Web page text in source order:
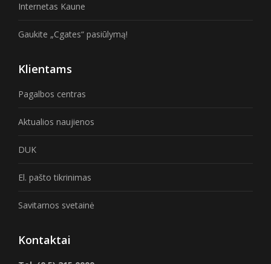
Internetas Kaune
Gaukite „Cgates“ pasiūlymą!
Klientams
Pagalbos centras
Aktualios naujienos
DUK
El. pašto tikrinimas
Savitarnos svetainė
Kontaktai